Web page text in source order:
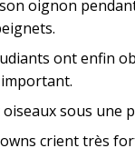
oignon
ont enfin
sous une
crient très